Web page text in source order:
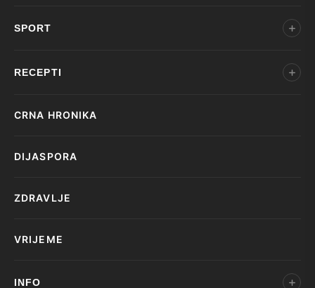
SPORT
RECEPTI
CRNA HRONIKA
DIJASPORA
ZDRAVLJE
VRIJEME
INFO